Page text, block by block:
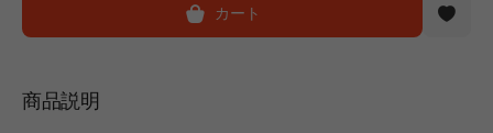
カート
商品説明